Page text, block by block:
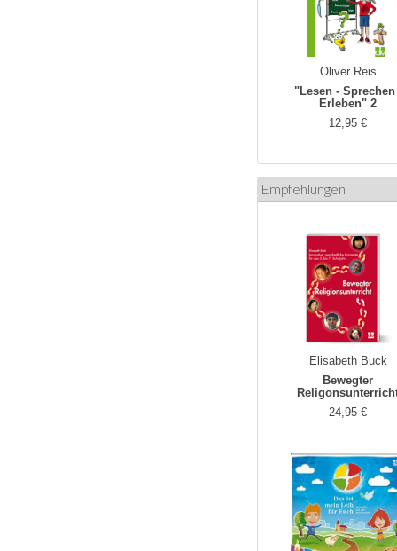
Oliver Reis
"Lesen - Sprechen
Erleben" 2
12,95 €
Empfehlungen
Elisabeth Buck
Bewegter
24,95 €